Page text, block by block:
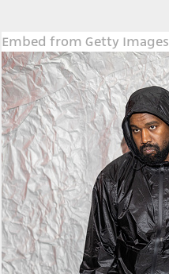
Embed from Getty Images